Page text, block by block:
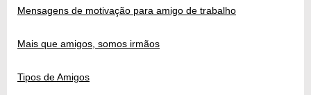
Mensagens de motivação para amigo de trabalho
Mais que amigos, somos irmãos
Tipos de Amigos